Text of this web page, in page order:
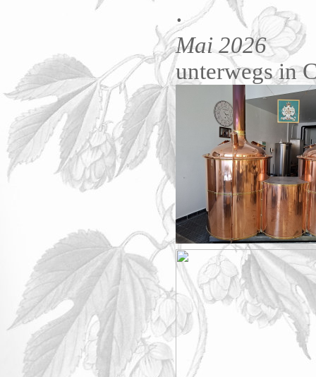
.
Mai 2026
unterwegs in